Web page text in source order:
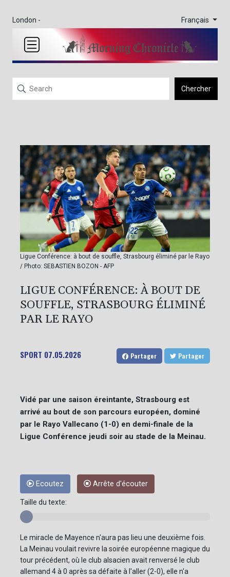
London - Français
Chercher
Ligue Conférence: à bout de souffle, Strasbourg éliminé par le Rayo
/ Photo: SEBASTIEN BOZON - AFP
LIGUE CONFÉRENCE: À BOUT DE
SOUFFLE, STRASBOURG ÉLIMINÉ
PAR LE RAYO
SPORT 07.05.2026 Partager Partager
Vidé par une saison éreintante, Strasbourg est
arrivé au bout de son parcours européen, dominé
par le Rayo Vallecano (1-0) en demi-finale de la
Ligue Conférence jeudi soir au stade de la Meinau.
Ecoutez Arrête d'écouter
Taille du texte:
Le miracle de Mayence n'aura pas lieu une deuxième fois.
La Meinau voulait revivre la soirée européenne magique du
tour précédent, où le club alsacien avait renversé le club
allemand 4 à 0 après sa défaite à l'aller (2-0), elle n'a